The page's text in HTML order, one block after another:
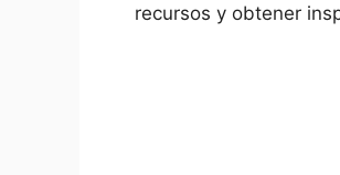
recursos y obtener